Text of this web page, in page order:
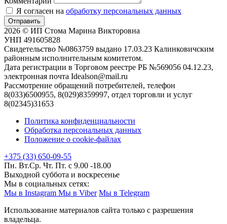
Я согласен на обработку персональных данных
Отправить
2026 © ИП Стома Марина Викторовна
УНП 491605828
Свидетельство №0863759 выдано 17.03.23 Калинковичским
районным исполнительным комитетом.
Дата регистрации в Торговом реестре РБ №569056 04.12.23,
электронная почта Idealson@mail.ru
Рассмотрение обращений потребителей, телефон
8(033)6500955, 8(029)8359997, отдел торговли и услуг
8(02345)31653
Политика конфиденциальности
Обработка персональных данных
Положение о cookie-файлах
+375 (33) 650-09-55
Пн. Вт.Ср. Чт. Пт. с 9.00 -18.00
Выходной суббота и воскресенье
Мы в социальных сетях:
Мы в Instagram Мы в Viber Мы в Telegram
Использование материалов сайта только с разрешения
владельца.